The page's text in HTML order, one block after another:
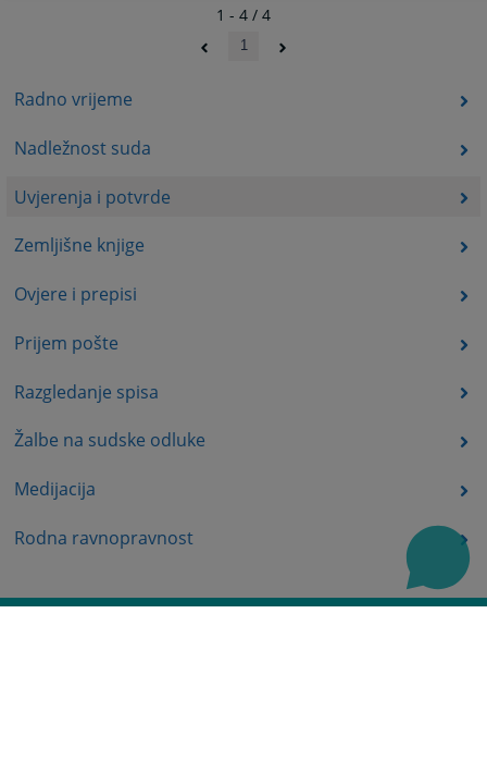
Radno vrijeme
Nadležnost suda
Uvjerenja i potvrde
Zemljišne knjige
Ovjere i prepisi
Prijem pošte
Razgledanje spisa
Žalbe na sudske odluke
Medijacija
Rodna ravnopravnost
1 - 4 / 4
1